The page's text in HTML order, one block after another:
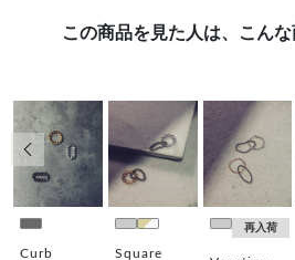
この商品を見た人は、こん
Curb
Square
再入荷
前の画像